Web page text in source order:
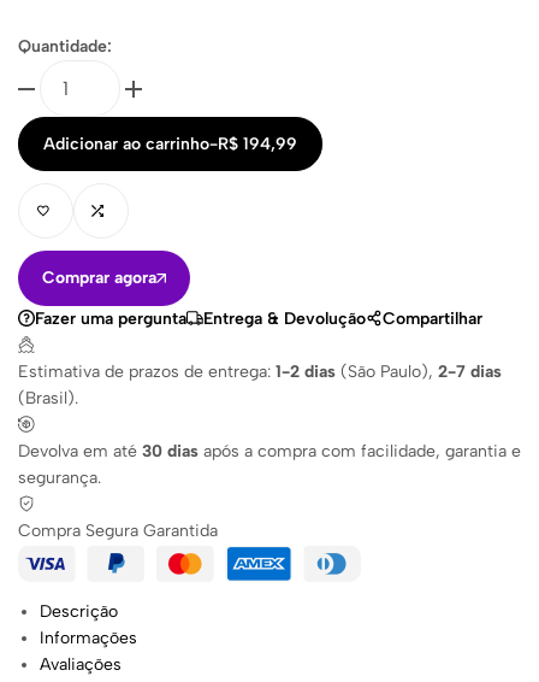
Quantidade:
Adicionar ao carrinho-R$ 194,99
Comprar agora
Fazer uma pergunta
Entrega & Devolução Compartilhar
Estimativa de prazos de entrega: 1-2 dias (São Paulo), 2-7 dias
(Brasil).
Devolva em até 30 dias após a compra com facilidade, garantia e
segurança.
Compra Segura Garantida
Descrição
Informações
Avaliações